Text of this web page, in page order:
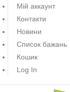
Мій аккаунт
Контакти
Новини
Список бажань
Кошик
Log In